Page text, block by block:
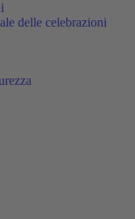
delle celebrazioni